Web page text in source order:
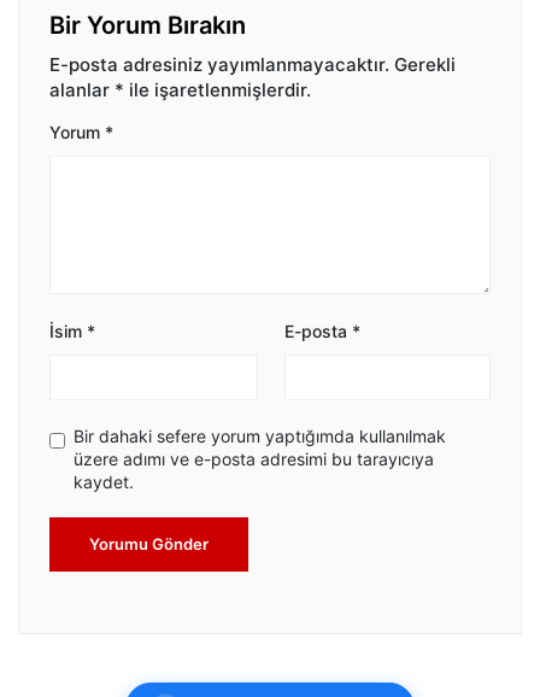
Bir Yorum Bırakın
E-posta adresiniz yayımlanmayacaktır. Gerekli
alanlar * ile işaretlenmişlerdir.
Yorum *
İsim * E-posta *
Bir dahaki sefere yorum yaptığımda kullanılmak
üzere adımı ve e-posta adresimi bu tarayıcıya
kaydet.
Yorumu Gönder